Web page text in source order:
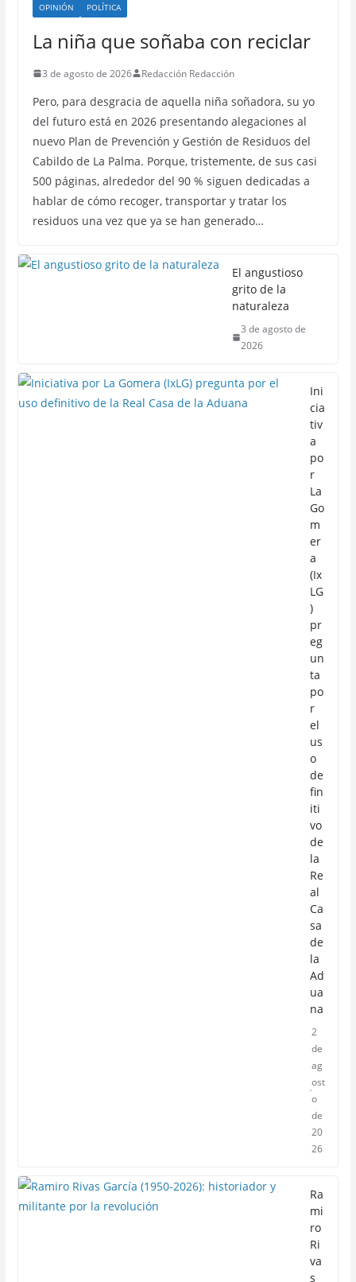
OPINIÓN
POLÍTICA
La niña que soñaba con reciclar
3 de agosto de 2026 Redacción Redacción
Pero, para desgracia de aquella niña soñadora, su yo
del futuro está en 2026 presentando alegaciones al
nuevo Plan de Prevención y Gestión de Residuos del
Cabildo de La Palma. Porque, tristemente, de sus casi
500 páginas, alrededor del 90 % siguen dedicadas a
hablar de cómo recoger, transportar y tratar los
residuos una vez que ya se han generado…
El angustioso
grito de la
naturaleza
3 de agosto de
2026
Ini
cia
tiv
a
po
r
La
Go
m
er
a
(Ix
LG
)
pr
eg
un
ta
po
r
el
us
o
de
fin
iti
vo
de
la
Re
al
Ca
sa
de
la
Ad
ua
na
2
de
ag
ost
o
de
20
26
Ra
mi
ro
Ri
va
s